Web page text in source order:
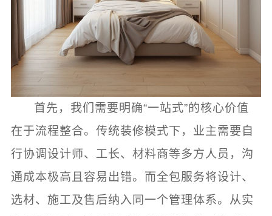
首先，我们需要明确“一站式”的核心价值
在于流程整合。传统装修模式下，业主需要自
行协调设计师、工长、材料商等多方人员，沟
通成本极高且容易出错。而全包服务将设计、
选材、施工及售后纳入同一个管理体系。从实